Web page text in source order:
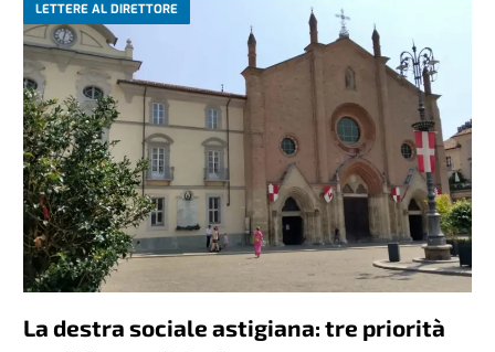
LETTERE AL DIRETTORE
La destra sociale astigiana: tre priorità